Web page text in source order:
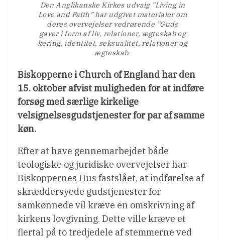
Den Anglikanske Kirkes udvalg ”Living in
Love and Faith” har udgivet materialer om
deres overvejelser vedrørende ”Guds
gaver i form af liv, relationer, ægteskab og
læring, identitet, seksualitet, relationer og
ægteskab.
Biskopperne i Church of England har den
15. oktober afvist muligheden for at indføre
forsøg med særlige kirkelige
velsignelsesgudstjenester for par af samme
køn.
Efter at have gennemarbejdet både
teologiske og juridiske overvejelser har
Biskoppernes Hus fastslået, at indførelse af
skræddersyede gudstjenester for
samkønnede vil kræve en omskrivning af
kirkens lovgivning. Dette ville kræve et
flertal på to tredjedele af stemmerne ved